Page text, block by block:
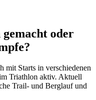
oder
mit Starts in verschiedenen
Triathlon aktiv. Aktuell
Trail- und Berglauf und